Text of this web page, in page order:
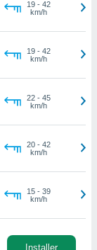
19- 42
km/h
19- 42
km/h
22- 45
km/h
20- 42
km/h
15- 39
km/h
Installer